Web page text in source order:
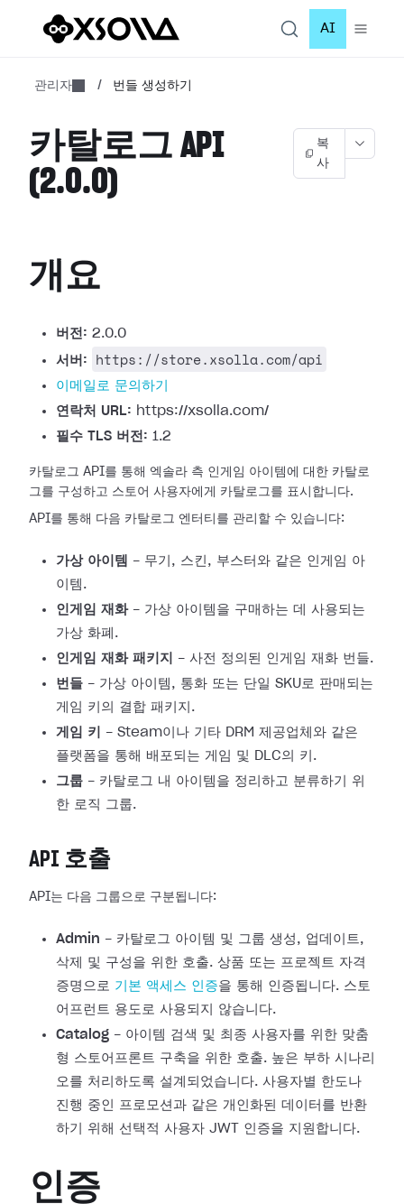
AI
관리자 / 번들 생성하기
카탈로그 API
(2.0.0)
복
사
개요
버전: 2.0.0
서버:
https://store.xsolla.com/api
이메일로 문의하기
연락처 URL: https://xsolla.com/
필수 TLS 버전: 1.2
카탈로그 API를 통해 엑솔라 측 인게임 아이템에 대한 카탈로
그를 구성하고 스토어 사용자에게 카탈로그를 표시합니다.
API를 통해 다음 카탈로그 엔터티를 관리할 수 있습니다:
가상 아이템 - 무기, 스킨, 부스터와 같은 인게임 아
이템.
인게임 재화- 가상 아이템을 구매하는 데 사용되는
가상 화폐.
인게임 재화 패키지
- 사전 정의된 인게임 재화 번들.
번들 - 가상 아이템, 통화 또는 단일 SKU로 판매되는
게임 키의 결합 패키지.
게임 키
- Steam이나 기타 DRM 제공업체와 같은
플랫폼을 통해 배포되는 게임 및 DLC의 키.
그룹 - 카탈로그 내 아이템을 정리하고 분류하기 위
한 로직 그룹.
API 호출
API는 다음 그룹으로 구분됩니다:
Admin - 카탈로그 아이템 및 그룹 생성, 업데이트,
삭제 및 구성을 위한 호출. 상품 또는 프로젝트 자격
증명으로 기본 액세스 인증을 통해 인증됩니다. 스토
어프런트 용도로 사용되지 않습니다.
Catalog - 아이템 검색 및 최종 사용자를 위한 맞춤
형 스토어프론트 구축을 위한 호출. 높은 부하 시나리
오를 처리하도록 설계되었습니다. 사용자별 한도나
진행 중인 프로모션과 같은 개인화된 데이터를 반환
하기 위해 선택적 사용자 JWT 인증을 지원합니다.
인증